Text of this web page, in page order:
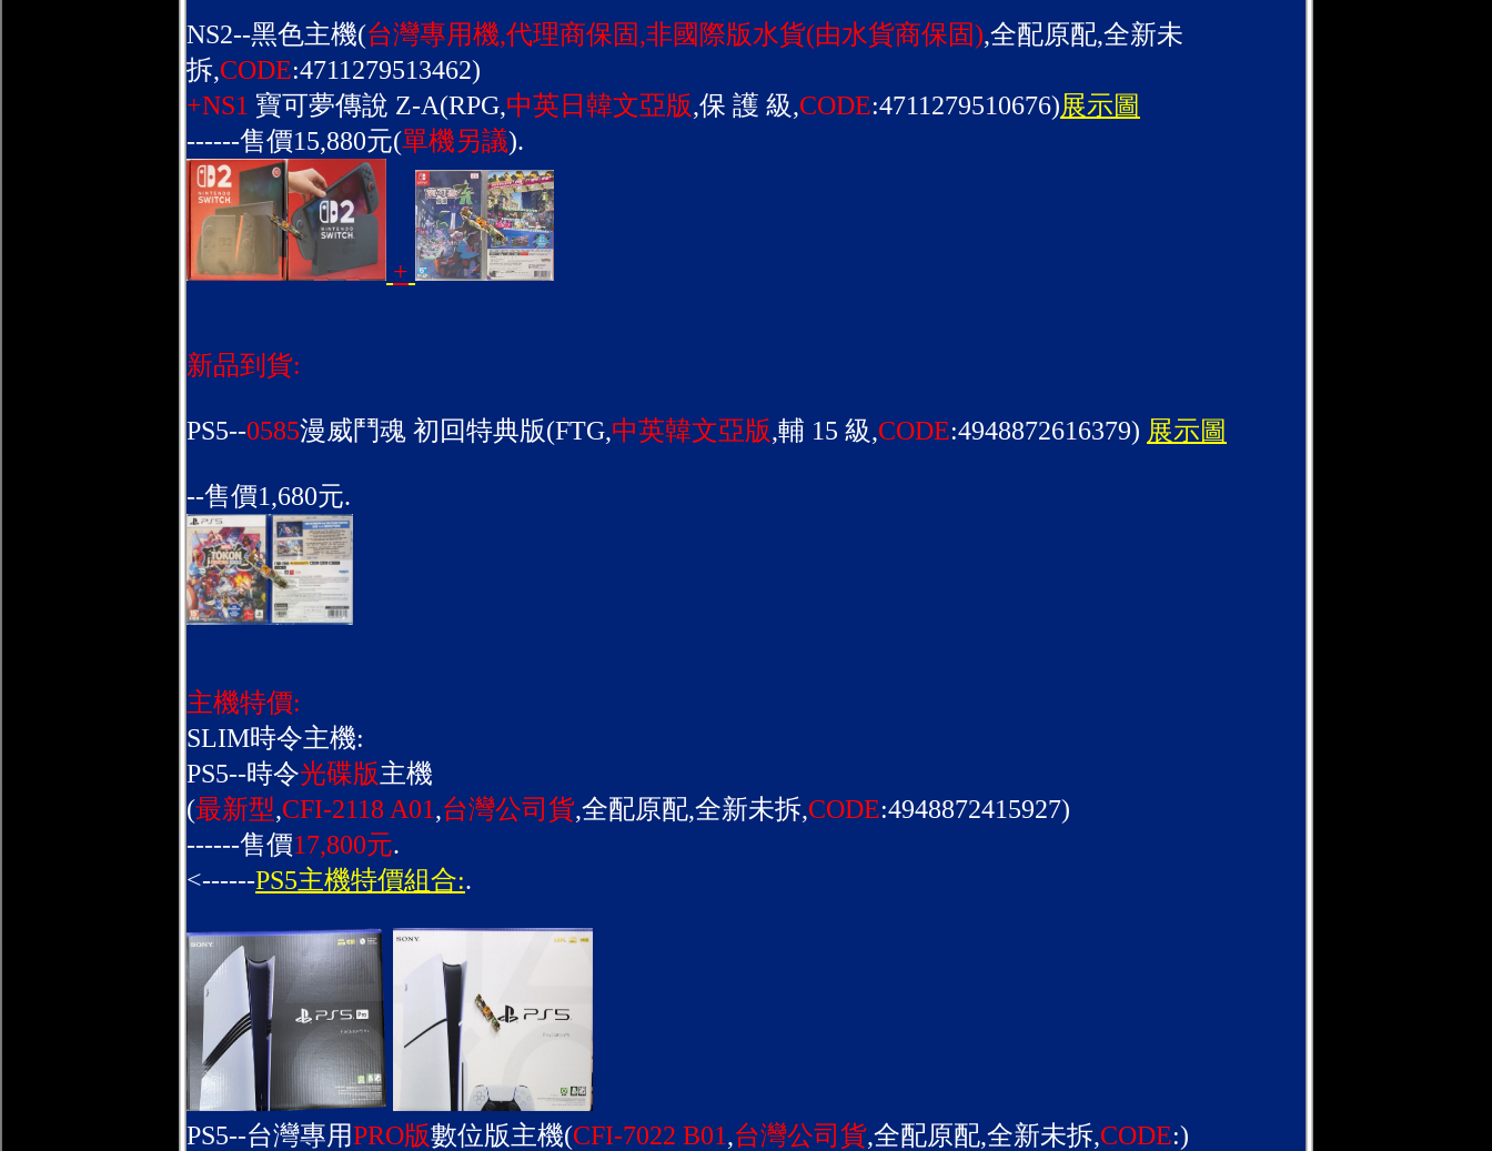
NS2--黑色主機(台灣專用機,代理商保固,非國際版水貨(由水貨商保固),全配原配,全新未
拆,CODE:4711279513462)
+NS1 寶可夢傳說 Z-A(RPG,中英日韓文亞版,保 護 級,CODE:4711279510676)展示圖
------售價15,880元(單機另議).
+
新品到貨:
PS5--0585漫威鬥魂 初回特典版(FTG,中英韓文亞版,輔 15 級,CODE:4948872616379) 展示圖
--售價1,680元.
主機特價:
SLIM時令主機:
PS5--時令光碟版主機
(最新型,CFI-2118 A01,台灣公司貨,全配原配,全新未拆,CODE:4948872415927)
------售價17,800元.
<------PS5主機特價組合:.
PS5--台灣專用PRO版數位版主機(CFI-7022 B01,台灣公司貨,全配原配,全新未拆,CODE:)